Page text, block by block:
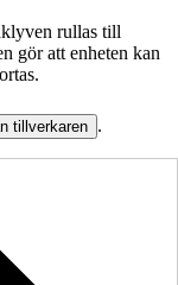
rullas till
gör att enheten kan
tillverkaren .